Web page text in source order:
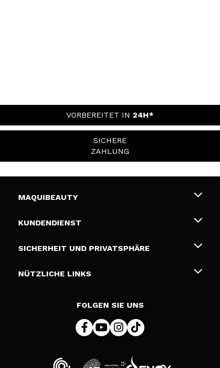
VORBEREITET IN 24H*
SICHERE
ZAHLUNG
MAQUIBEAUTY
Über uns
Geschenkkarten
KUNDENDIENST
Liefer- und Versandkosten
Zahlung
SICHERHEIT UND PRIVATSPHÄRE
Bedingungen und Datenschutz
NÜTZLICHE LINKS
FOLGEN SIE UNS